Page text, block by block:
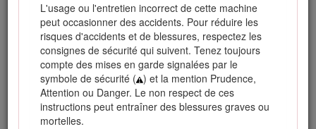
L'usage ou l'entretien incorrect de cette machine
peut occasionner des accidents. Pour réduire les
risques d'accidents et de blessures, respectez les
consignes de sécurité qui suivent. Tenez toujours
compte des mises en garde signalées par le
symbole de sécurité ( ) et la mention Prudence,
Attention ou Danger. Le non respect de ces
instructions peut entraîner des blessures graves ou
mortelles.
Figure 1
Emplacement des numéros de modèle et de série